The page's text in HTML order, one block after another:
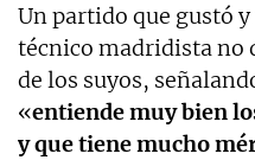
Un partido que gustó
técnico madridista no
de los suyos,
«entiende muy bien
y que tiene mucho